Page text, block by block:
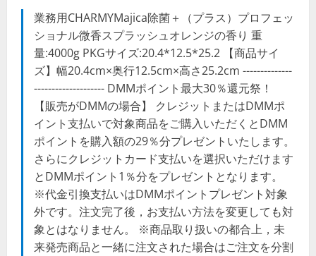
業務用CHARMYMajica除菌＋（プラス）プロフェッ
ショナル微香スプラッシュオレンジの香り 重
量:4000g PKGサイズ:20.4*12.5*25.2 【商品サイ
ズ】幅20.4cm×奥行12.5cm×高さ25.2cm --------------
-------------------- DMMポイント最大30％還元祭！
【販売がDMMの場合】 クレジットまたはDMMポ
イント支払いで対象商品をご購入いただくとDMM
ポイントを購入額の29％分プレゼントいたします。
さらにクレジットカード支払いを選択いただけます
とDMMポイント1％分をプレゼントとなります。
※代金引換支払いはDMMポイントプレゼント対象
外です。注文完了後，お支払い方法を変更しても対
象とはなりません。 ※商品取り扱いの都合上，未
来発売商品と一緒に注文された場合はご注文を分割